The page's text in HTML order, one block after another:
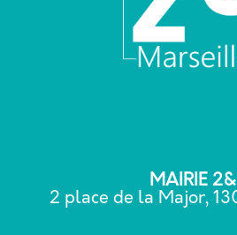
MAIRIE
2 place de la Major,